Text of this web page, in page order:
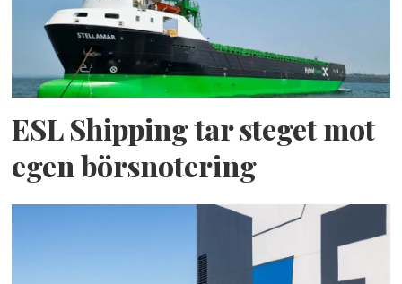
ESL Shipping tar steget mot
egen börsnotering